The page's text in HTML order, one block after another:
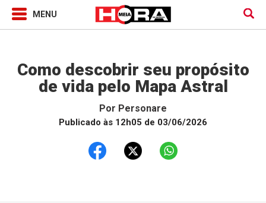
Como descobrir seu propósito
de vida pelo Mapa Astral
Por Personare
Publicado às 12h05 de 03/06/2026